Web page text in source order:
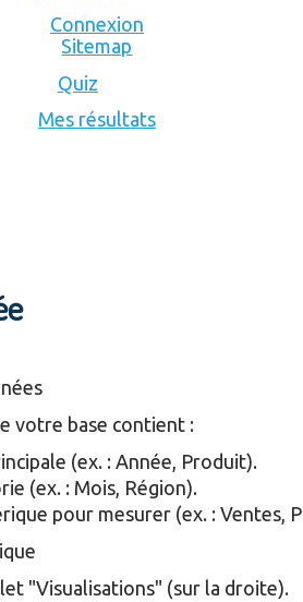
Connexion
Sitemap
Quiz
Mes résultats
votre base contient :
(ex. : Année, Produit).
(ex. : Mois, Région).
pour mesurer (ex. : Ventes,
"Visualisations" (sur la droite).